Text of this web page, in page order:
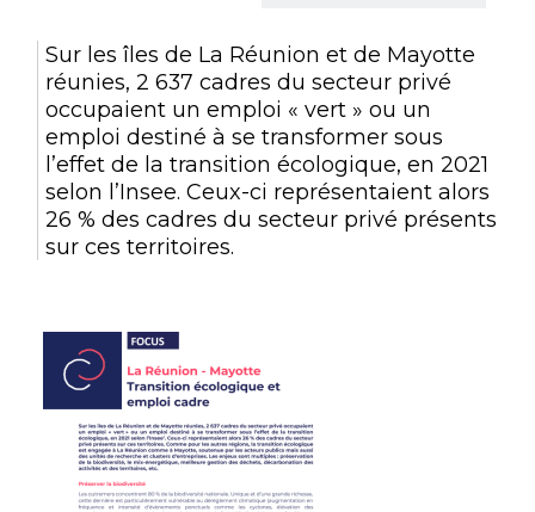
Sur les îles de La Réunion et de Mayotte
réunies, 2 637 cadres du secteur privé
occupaient un emploi « vert » ou un
emploi destiné à se transformer sous
l’effet de la transition écologique, en 2021
selon l’Insee. Ceux-ci représentaient alors
26 % des cadres du secteur privé présents
sur ces territoires.